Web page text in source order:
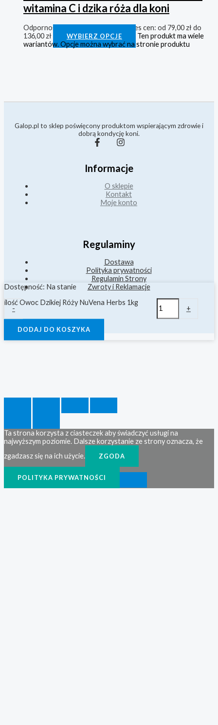
witamina C i dzika róża dla koni
Odporność
Zakres cen: od 79,00 zł do
136,00 zł
WYBIERZ OPCJE
Ten produkt ma wiele
wariantów. Opcje można wybrać na stronie produktu
Galop.pl to sklep poświęcony produktom wspierającym zdrowie i
dobrą kondycję koni.
Informacje
O sklepie
Kontakt
Moje konto
Regulaminy
Dostawa
Polityka prywatności
Regulamin Strony
Zwroty i Reklamacje
Dostępność: Na stanie
-
ilość Owoc Dzikiej Róży NuVena Herbs 1kg
+
DODAJ DO KOSZYKA
Ta strona korzysta z ciasteczek aby świadczyć usługi na
najwyższym poziomie. Dalsze korzystanie ze strony oznacza, że
zgadzasz się na ich użycie.
ZGODA
POLITYKA PRYWATNOŚCI